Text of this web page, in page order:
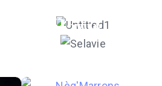
Sélavie